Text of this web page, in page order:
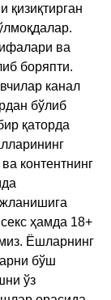
қизиқтирган
ва
боряпти.
канал
бўлиб
қаторда
контентнинг
ҳамда 18+
Ёшларнинг
бўш
ўз